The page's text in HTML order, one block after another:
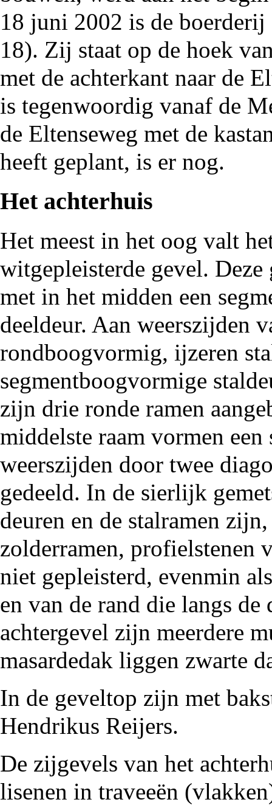
18 juni 2002 is de
18). Zij staat op de hoek
met de achterkant naar de
is tegenwoordig vanaf de
de Eltenseweg met de
heeft geplant, is er nog.
Het achterhuis
Het meest in het oog valt
witgepleisterde gevel. Deze
met in het midden een
deeldeur. Aan weerszijden
rondboogvormig, ijzeren
segmentboogvormige
zijn drie ronde ramen
middelste raam vormen
weerszijden door twee
gedeeld. In de sierlijk
deuren en de stalramen
zolderramen, profielstenen
niet gepleisterd, evenmin
en van de rand die langs
achtergevel zijn meerdere
masardedak liggen zwarte
In de geveltop zijn met
Hendrikus Reijers.
De zijgevels van het
lisenen in traveeën